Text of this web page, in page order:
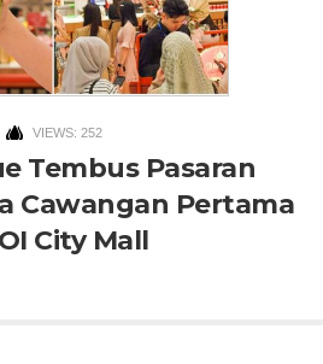
VIEWS: 252
Tembus Pasaran
Cawangan Pertama
City Mall